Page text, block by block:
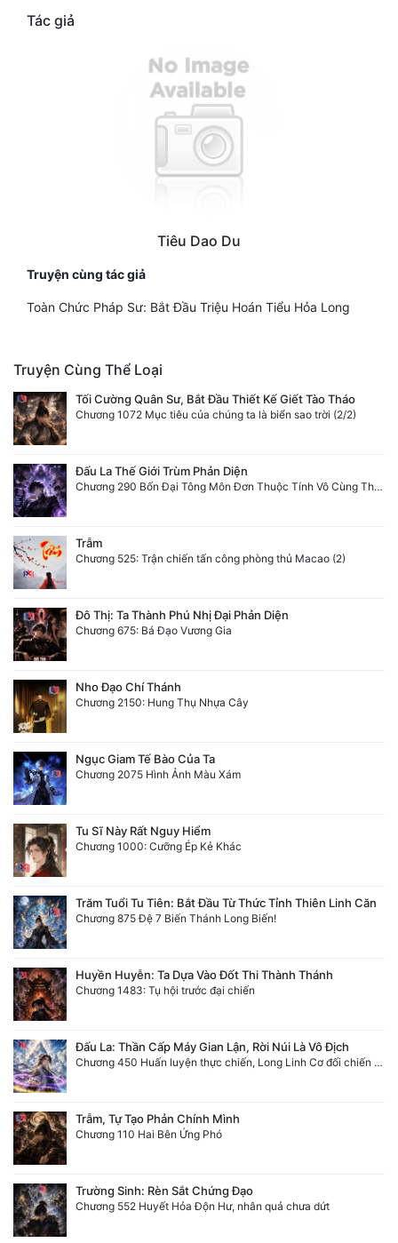
Tác giả
Tiêu Dao Du
Truyện cùng tác giả
Toàn Chức Pháp Sư: Bắt Đầu Triệu Hoán Tiểu Hỏa Long
Truyện Cùng Thể Loại
Tối Cường Quân Sư, Bắt Đầu Thiết Kế Giết Tào Tháo
Chương 1072 Mục tiêu của chúng ta là biển sao trời (2/2)
Đấu La Thế Giới Trùm Phản Diện
Chương 290 Bốn Đại Tông Môn Đơn Thuộc Tính Vô Cùng Thê Lương
Trẫm
Chương 525: Trận chiến tấn công phòng thủ Macao (2)
Đô Thị: Ta Thành Phú Nhị Đại Phản Diện
Chương 675: Bá Đạo Vương Gia
Nho Đạo Chí Thánh
Chương 2150: Hung Thụ Nhựa Cây
Ngục Giam Tế Bào Của Ta
Chương 2075 Hình Ảnh Màu Xám
Tu Sĩ Này Rất Nguy Hiểm
Chương 1000: Cưỡng Ép Kẻ Khác
Trăm Tuổi Tu Tiên: Bắt Đầu Từ Thức Tỉnh Thiên Linh Căn
Chương 875 Đệ 7 Biến Thánh Long Biến!
Huyền Huyễn: Ta Dựa Vào Đốt Thi Thành Thánh
Chương 1483: Tụ hội trước đại chiến
Đấu La: Thần Cấp Máy Gian Lận, Rời Núi Là Vô Địch
Chương 450 Huấn luyện thực chiến, Long Linh Cơ đối chiến bốn người Cổ Nguyệt và Vũ Lân!
Trẫm, Tự Tạo Phản Chính Mình
Chương 110 Hai Bên Ứng Phó
Trường Sinh: Rèn Sắt Chứng Đạo
Chương 552 Huyết Hỏa Độn Hư, nhân quả chưa dứt